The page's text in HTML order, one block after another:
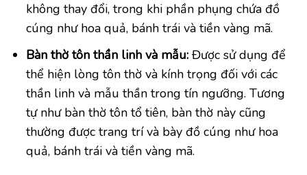
không thay đổi, trong khi phần phụng chứa đồ
cúng như hoa quả, bánh trái và tiền vàng mã.
Bàn thờ tôn thần linh và mẫu: Được sử dụng để
thể hiện lòng tôn thờ và kính trọng đối với các
thần linh và mẫu thần trong tín ngưỡng. Tương
tự như bàn thờ tôn tổ tiên, bàn thờ này cũng
thường được trang trí và bày đồ cúng như hoa
quả, bánh trái và tiền vàng mã.